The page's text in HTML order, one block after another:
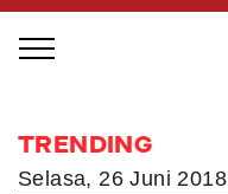
LOCAL GREATNESS
TRENDING
Selasa, 26 Juni 2018